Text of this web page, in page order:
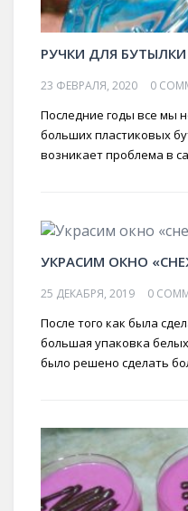
РУЧКИ ДЛЯ
23 ФЕВРАЛЯ, 2020 0
Последние годы все мы
больших пластиковых
возникает проблема в
УКРАСИМ ОКНО
25 ДЕКАБРЯ, 2019 0
После того как была
большая упаковка
было решено сделать